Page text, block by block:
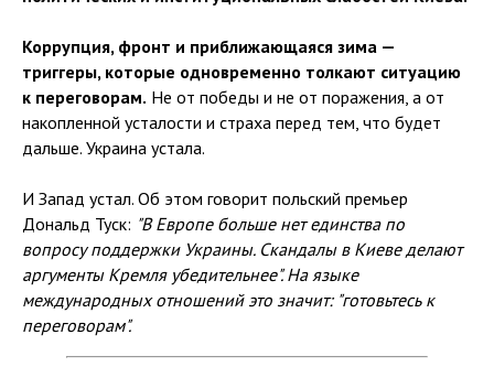
Коррупция, фронт и приближающаяся зима —
триггеры, которые одновременно толкают ситуацию
к переговорам. Не от победы и не от поражения, а от
накопленной усталости и страха перед тем, что будет
дальше. Украина устала.
И Запад устал. Об этом говорит польский премьер
Дональд Туск: "В Европе больше нет единства по
вопросу поддержки Украины. Скандалы в Киеве делают
аргументы Кремля убедительнее". На языке
международных отношений это значит: "готовьтесь к
переговорам".